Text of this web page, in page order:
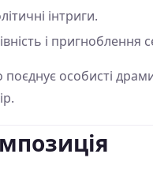
інтриги.
і пригноблення
особисті